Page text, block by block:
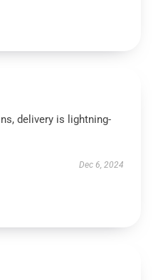
delivery is lightning-
Dec 6, 2024